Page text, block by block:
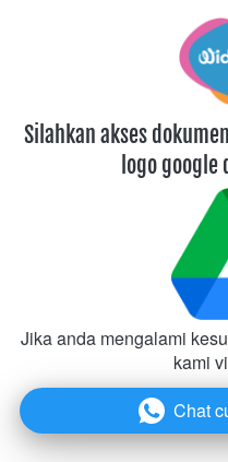
Silahkan akses
logo
Jika anda mengalami
kami
` Chat